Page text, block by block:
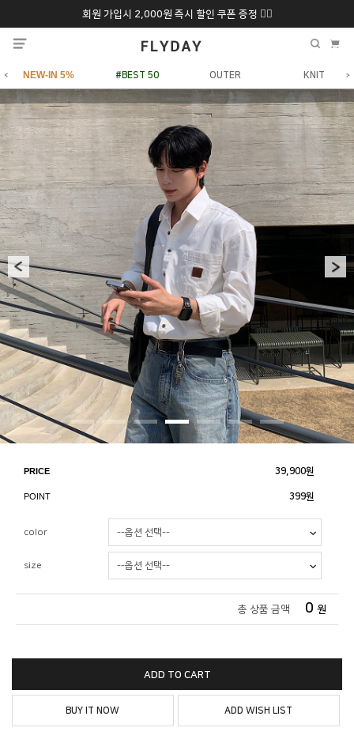
회원 가입시 2,000원 즉시 할인 쿠폰 증정 ❤️‍🔥
추석 특별 할인 10~20% 9/6 화 ~ 9/12월
NEW-IN 5% #BEST 50 OUTER KNIT
PRICE 39,900원
POINT 399원
color
size
총 상품 금액 0 원
ADD TO CART
BUY IT NOW ADD WISH LIST